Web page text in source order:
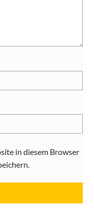
in diesem Browser